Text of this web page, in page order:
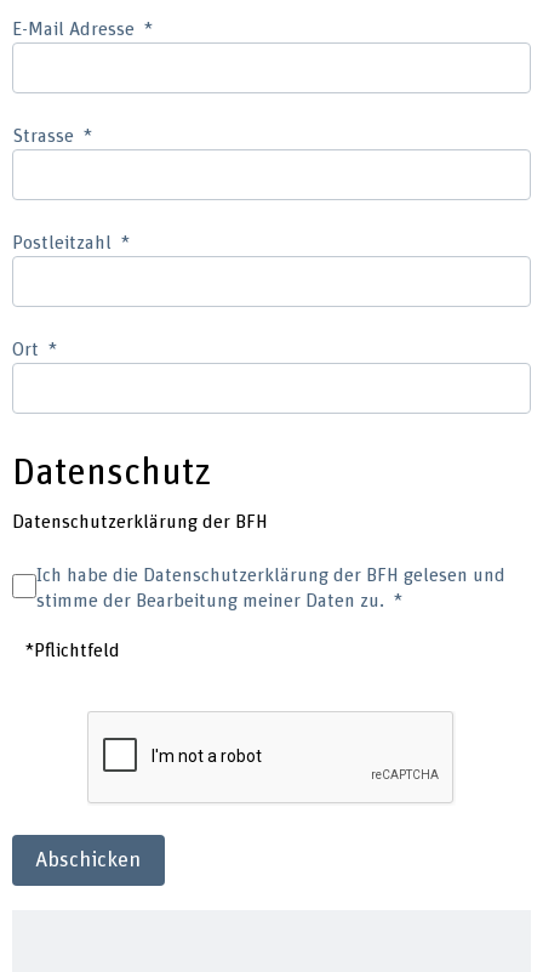
E-Mail Adresse
Strasse
Postleitzahl
Ort
Datenschutz
Datenschutzerklärung der BFH
Ich habe die Datenschutzerklärung der BFH gelesen und
stimme der Bearbeitung meiner Daten zu.
*Pflichtfeld
Abschicken